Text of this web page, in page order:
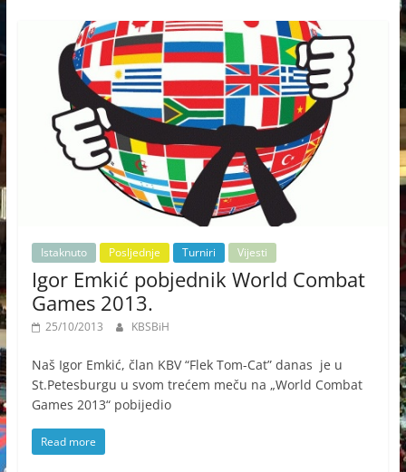
Istaknuto Posljednje Turniri Vijesti
Igor Emkić pobjednik World Combat
Games 2013.
25/10/2013 KBSBiH
Naš Igor Emkić, član KBV “Flek Tom-Cat” danas je u
St.Petesburgu u svom trećem meču na „World Combat
Games 2013“ pobijedio
Read more